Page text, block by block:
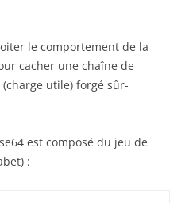
le comportement de la
cacher une chaîne de
utile) forgé sûr-
est composé du jeu de
: